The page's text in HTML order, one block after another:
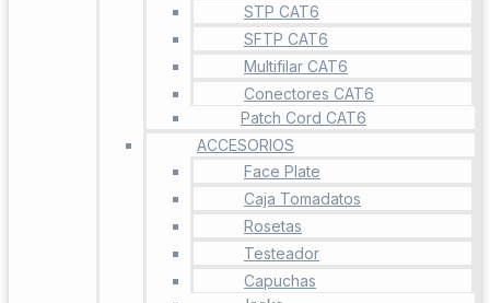
STP CAT6
SFTP CAT6
Multifilar CAT6
Conectores CAT6
Patch Cord CAT6
ACCESORIOS
Face Plate
Caja Tomadatos
Rosetas
Testeador
Capuchas